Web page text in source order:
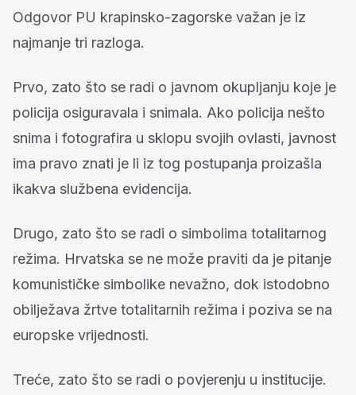
Odgovor PU krapinsko-zagorske važan je iz
najmanje tri razloga.
Prvo, zato što se radi o javnom okupljanju koje je
policija osiguravala i snimala. Ako policija nešto
snima i fotografira u sklopu svojih ovlasti, javnost
ima pravo znati je li iz tog postupanja proizašla
ikakva službena evidencija.
Drugo, zato što se radi o simbolima totalitarnog
režima. Hrvatska se ne može praviti da je pitanje
komunističke simbolike nevažno, dok istodobno
obilježava žrtve totalitarnih režima i poziva se na
europske vrijednosti.
Treće, zato što se radi o povjerenju u institucije.